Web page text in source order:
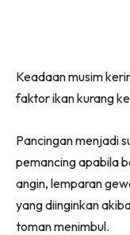
Keadaan musim
faktor ikan kurang
Pancingan menjadi
pemancing apabila
angin, lemparan
yang diinginkan
toman menimbul.